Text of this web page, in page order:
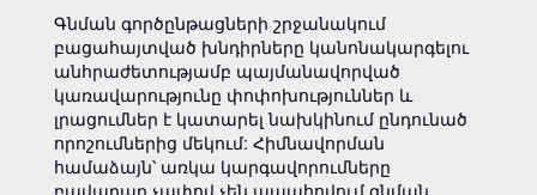
Գնման գործընթացների շրջանակում
բացահայտված խնդիրները կանոնակարգելու
անհրաժետությամբ պայմանավորված
կառավարությունը փոփոխություններ և
լրացումներ է կատարել նախկինում ընդունած
որոշումներից մեկում: Հիմնավորման
համաձայն՝ առկա կարգավորումները
բավարար չափով չեն ապահովում գնման